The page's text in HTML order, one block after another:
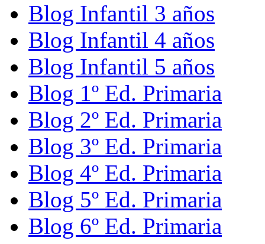
Blog Infantil 3 años
Blog Infantil 4 años
Blog Infantil 5 años
Blog 1º Ed. Primaria
Blog 2º Ed. Primaria
Blog 3º Ed. Primaria
Blog 4º Ed. Primaria
Blog 5º Ed. Primaria
Blog 6º Ed. Primaria